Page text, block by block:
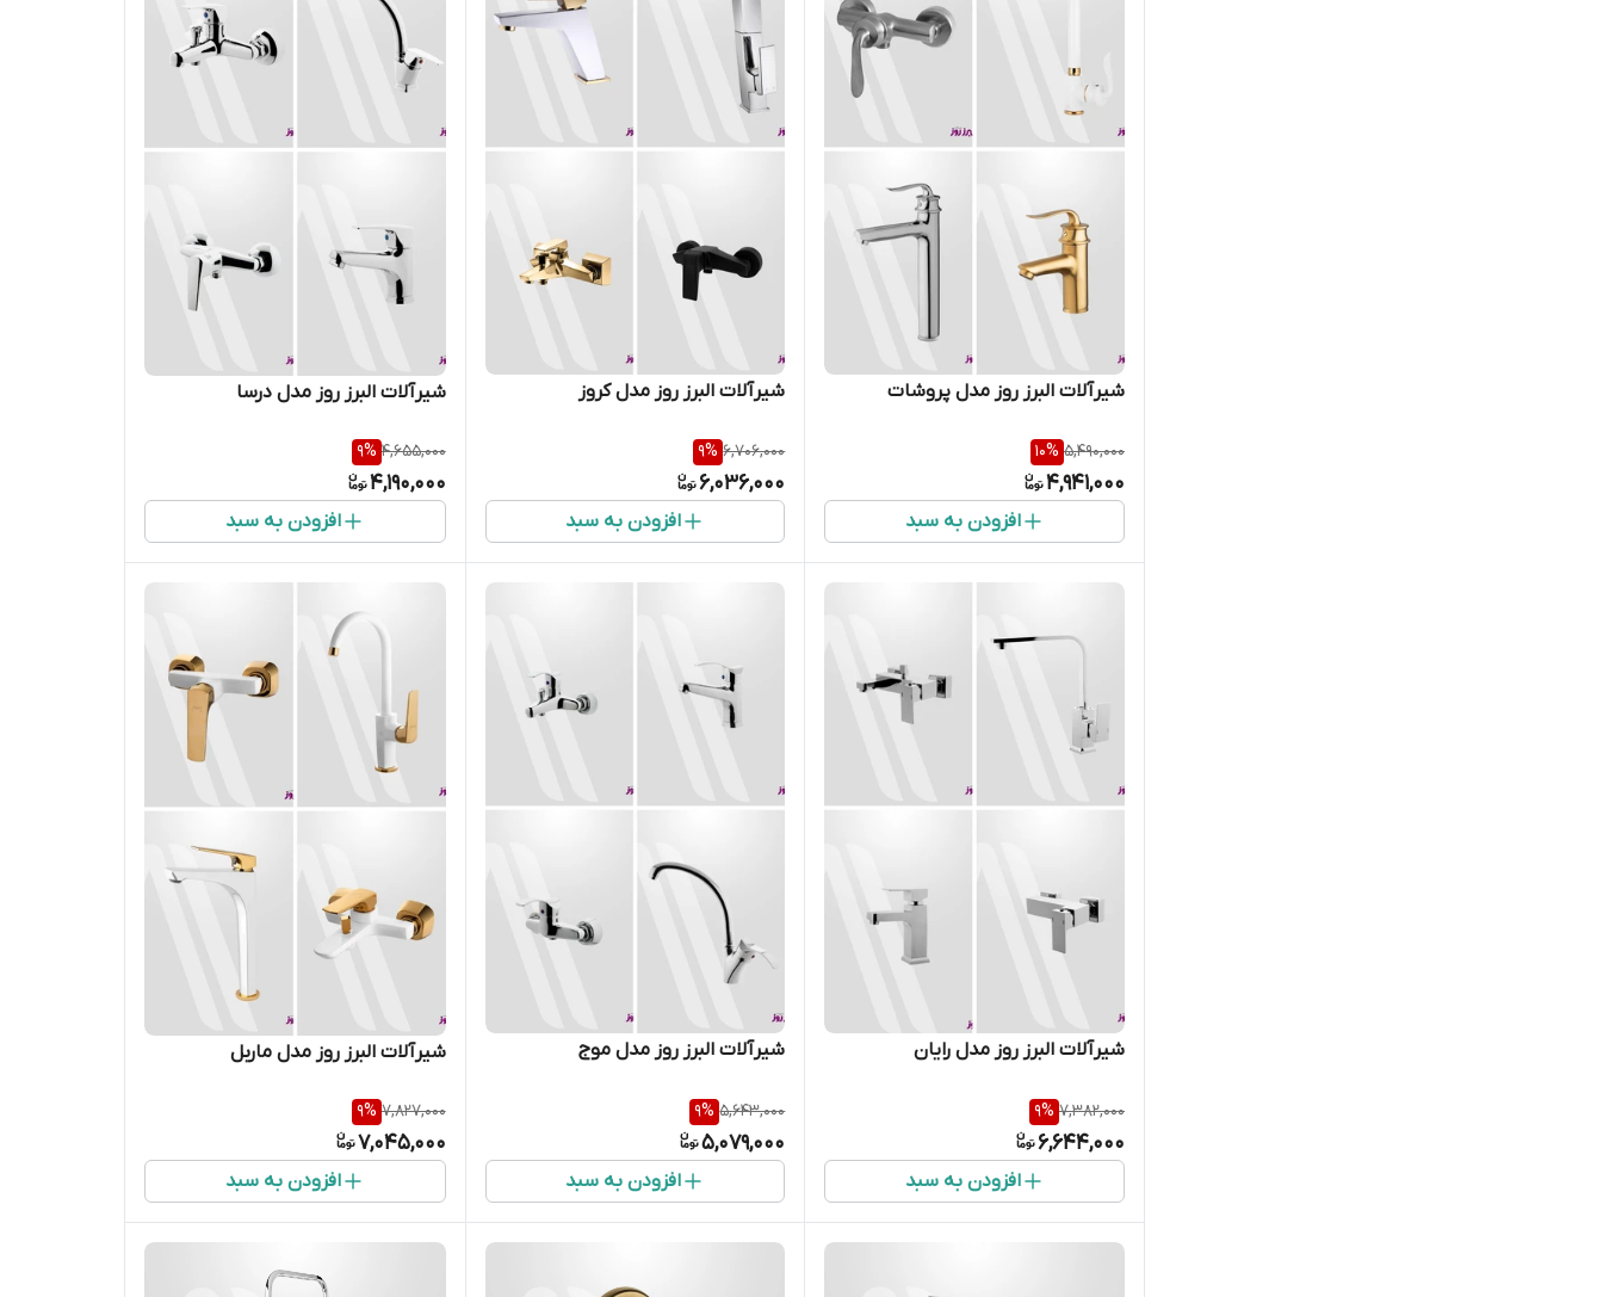
شیرآلات البرز روز مدل پروشات
5,490,000
10%
4,941,000
افزودن به سبد
شیرآلات البرز روز مدل کروز
6,706,000
9%
6,036,000
افزودن به سبد
شیرآلات البرز روز مدل درسا
4,655,000
9%
4,190,000
افزودن به سبد
شیرآلات البرز روز مدل رایان
7,382,000
9%
6,644,000
افزودن به سبد
شیرآلات البرز روز مدل موج
5,643,000
9%
5,079,000
افزودن به سبد
شیرآلات البرز روز مدل ماربل
7,827,000
9%
7,045,000
افزودن به سبد